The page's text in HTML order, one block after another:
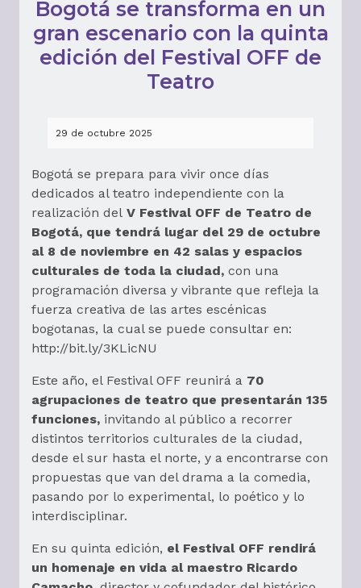
Bogotá se transforma en un
gran escenario con la quinta
edición del Festival OFF de
Teatro
29 de octubre 2025
Bogotá se prepara para vivir once días
dedicados al teatro independiente con la
realización del V Festival OFF de Teatro de
Bogotá, que tendrá lugar del 29 de octubre
al 8 de noviembre en 42 salas y espacios
culturales de toda la ciudad, con una
programación diversa y vibrante que refleja la
fuerza creativa de las artes escénicas
bogotanas, la cual se puede consultar en:
http://bit.ly/3KLicNU
Este año, el Festival OFF reunirá a 70
agrupaciones de teatro que presentarán 135
funciones, invitando al público a recorrer
distintos territorios culturales de la ciudad,
desde el sur hasta el norte, y a encontrarse con
propuestas que van del drama a la comedia,
pasando por lo experimental, lo poético y lo
interdisciplinar.
En su quinta edición, el Festival OFF rendirá
un homenaje en vida al maestro Ricardo